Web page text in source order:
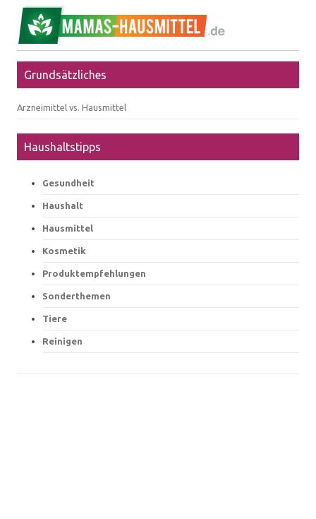
Grundsätzliches
Arzneimittel vs. Hausmittel
Haushaltstipps
Gesundheit
Haushalt
Hausmittel
Kosmetik
Produktempfehlungen
Sonderthemen
Tiere
Reinigen